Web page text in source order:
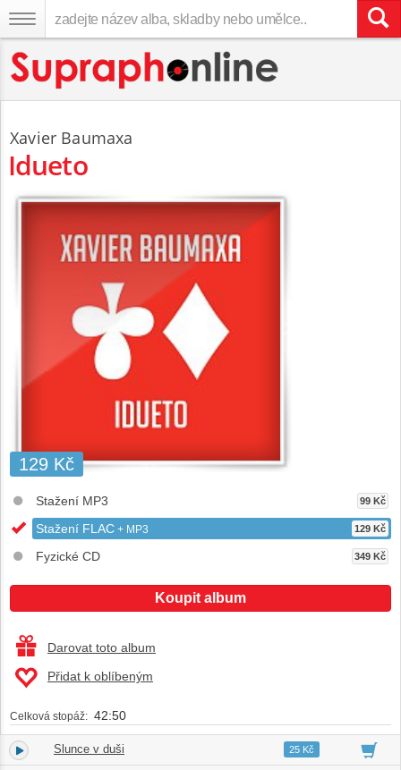
Xavier Baumaxa
Idueto
129 Kč
Stažení MP3 99 Kč
Stažení FLAC + MP3 129 Kč
Fyzické CD 349 Kč
Koupit album
Darovat toto album
Přidat k oblíbeným
Celková stopáž: 42:50
1. Slunce v duši 03:0825 Kč